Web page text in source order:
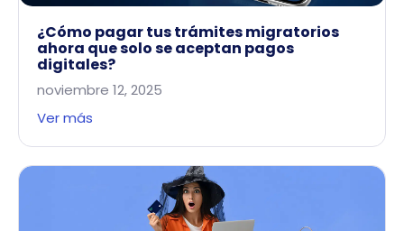
¿Cómo pagar tus trámites migratorios
ahora que solo se aceptan pagos
digitales?
noviembre 12, 2025
Ver más